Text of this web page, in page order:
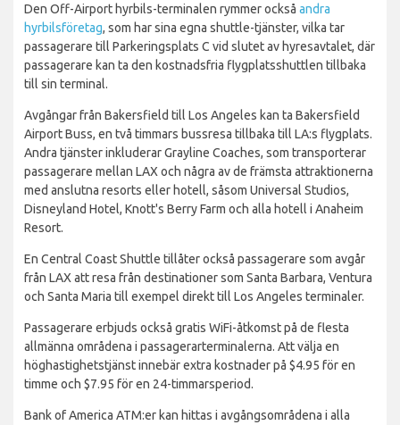
Den Off-Airport hyrbils-terminalen rymmer också andra
hyrbilsföretag, som har sina egna shuttle-tjänster, vilka tar
passagerare till Parkeringsplats C vid slutet av hyresavtalet, där
passagerare kan ta den kostnadsfria flygplatsshuttlen tillbaka
till sin terminal.
Avgångar från Bakersfield till Los Angeles kan ta Bakersfield
Airport Buss, en två timmars bussresa tillbaka till LA:s flygplats.
Andra tjänster inkluderar Grayline Coaches, som transporterar
passagerare mellan LAX och några av de främsta attraktionerna
med anslutna resorts eller hotell, såsom Universal Studios,
Disneyland Hotel, Knott's Berry Farm och alla hotell i Anaheim
Resort.
En Central Coast Shuttle tillåter också passagerare som avgår
från LAX att resa från destinationer som Santa Barbara, Ventura
och Santa Maria till exempel direkt till Los Angeles terminaler.
Passagerare erbjuds också gratis WiFi-åtkomst på de flesta
allmänna områdena i passagerarterminalerna. Att välja en
höghastighetstjänst innebär extra kostnader på $4.95 för en
timme och $7.95 för en 24-timmarsperiod.
Bank of America ATM:er kan hittas i avgångsområdena i alla